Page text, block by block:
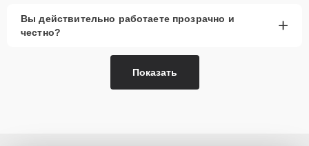
Вы действительно работаете прозрачно и
честно?
+
Показать